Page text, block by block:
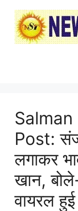
content
Post:
लगाकर
खान,
वायरल हुई